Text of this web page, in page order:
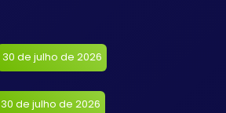
30 de julho de 2026
30 de julho de 2026